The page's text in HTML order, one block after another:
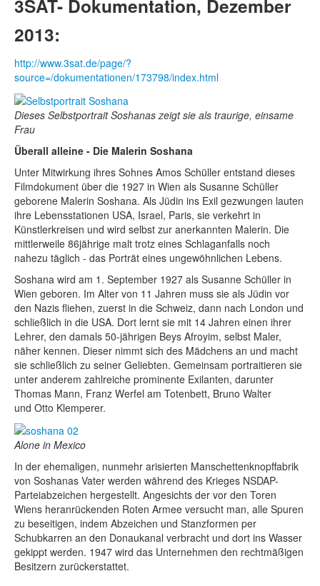
3SAT- Dokumentation, Dezember
2013:
http://www.3sat.de/page/?
source=/dokumentationen/173798/index.html
Dieses Selbstportrait Soshanas zeigt sie als traurige, einsame
Frau
Überall alleine - Die Malerin Soshana
Unter Mitwirkung ihres Sohnes Amos Schüller entstand dieses
Filmdokument über die 1927 in Wien als Susanne Schüller
geborene Malerin Soshana. Als Jüdin ins Exil gezwungen lauten
ihre Lebensstationen USA, Israel, Paris, sie verkehrt in
Künstlerkreisen und wird selbst zur anerkannten Malerin. Die
mittlerweile 86jährige malt trotz eines Schlaganfalls noch
nahezu täglich - das Porträt eines ungewöhnlichen Lebens.
Soshana wird am 1. September 1927 als Susanne Schüller in
Wien geboren. Im Alter von 11 Jahren muss sie als Jüdin vor
den Nazis fliehen, zuerst in die Schweiz, dann nach London und
schließlich in die USA. Dort lernt sie mit 14 Jahren einen ihrer
Lehrer, den damals 50-jährigen Beys Afroyim, selbst Maler,
näher kennen. Dieser nimmt sich des Mädchens an und macht
sie schließlich zu seiner Geliebten. Gemeinsam portraitieren sie
unter anderem zahlreiche prominente Exilanten, darunter
Thomas Mann, Franz Werfel am Totenbett, Bruno Walter
und Otto Klemperer.
Alone in Mexico
In der ehemaligen, nunmehr arisierten Manschettenknopffabrik
von Soshanas Vater werden während des Krieges NSDAP-
Parteiabzeichen hergestellt. Angesichts der vor den Toren
Wiens heranrückenden Roten Armee versucht man, alle Spuren
zu beseitigen, indem Abzeichen und Stanzformen per
Schubkarren an den Donaukanal verbracht und dort ins Wasser
gekippt werden. 1947 wird das Unternehmen den rechtmäßigen
Besitzern zurückerstattet.